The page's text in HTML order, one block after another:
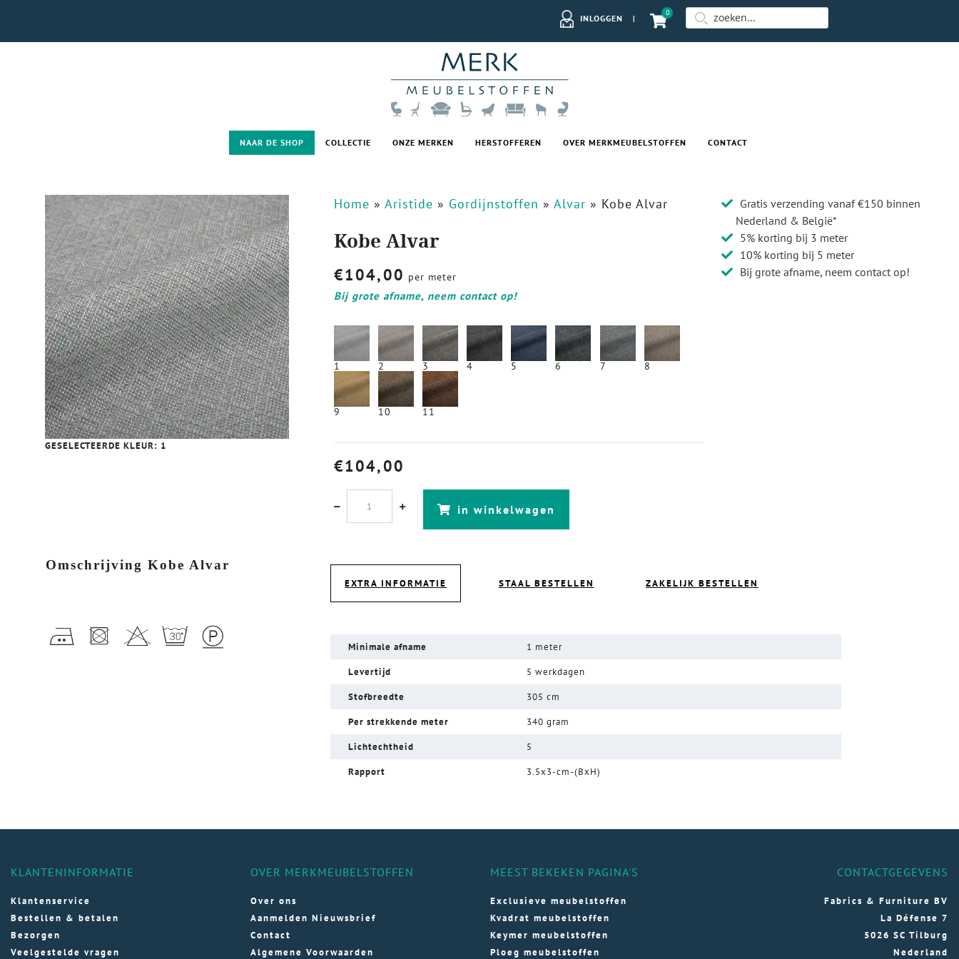
INLOGGEN |
0
NAAR DE SHOP COLLECTIE ONZE MERKEN HERSTOFFEREN OVER MERKMEUBELSTOFFEN CONTACT
GESELECTEERDE KLEUR: 1
Home » Aristide » Gordijnstoffen » Alvar » Kobe Alvar
Kobe Alvar
€104,00 per meter
Bij grote afname, neem contact op!
1 2 3 4 5 6 7 8
9 10 11
€104,00
in winkelwagen
Gratis verzending vanaf €150 binnen
Nederland & België*
5% korting bij 3 meter
10% korting bij 5 meter
Bij grote afname, neem contact op!
Omschrijving Kobe Alvar
EXTRA INFORMATIE STAAL BESTELLEN ZAKELIJK BESTELLEN
Minimale afname 1 meter
Levertijd 5 werkdagen
Stofbreedte 305 cm
Per strekkende meter 340 gram
Lichtechtheid 5
Rapport 3.5x3-cm-(BxH)
KLANTENINFORMATIE
Klantenservice
Bestellen & betalen
Bezorgen
Veelgestelde vragen
OVER MERKMEUBELSTOFFEN
Over ons
Aanmelden Nieuwsbrief
Contact
Algemene Voorwaarden
MEEST BEKEKEN PAGINA'S
Exclusieve meubelstoffen
Kvadrat meubelstoffen
Keymer meubelstoffen
Ploeg meubelstoffen
CONTACTGEGEVENS
Fabrics & Furniture BV
La Défense 7
5026 SC Tilburg
Nederland